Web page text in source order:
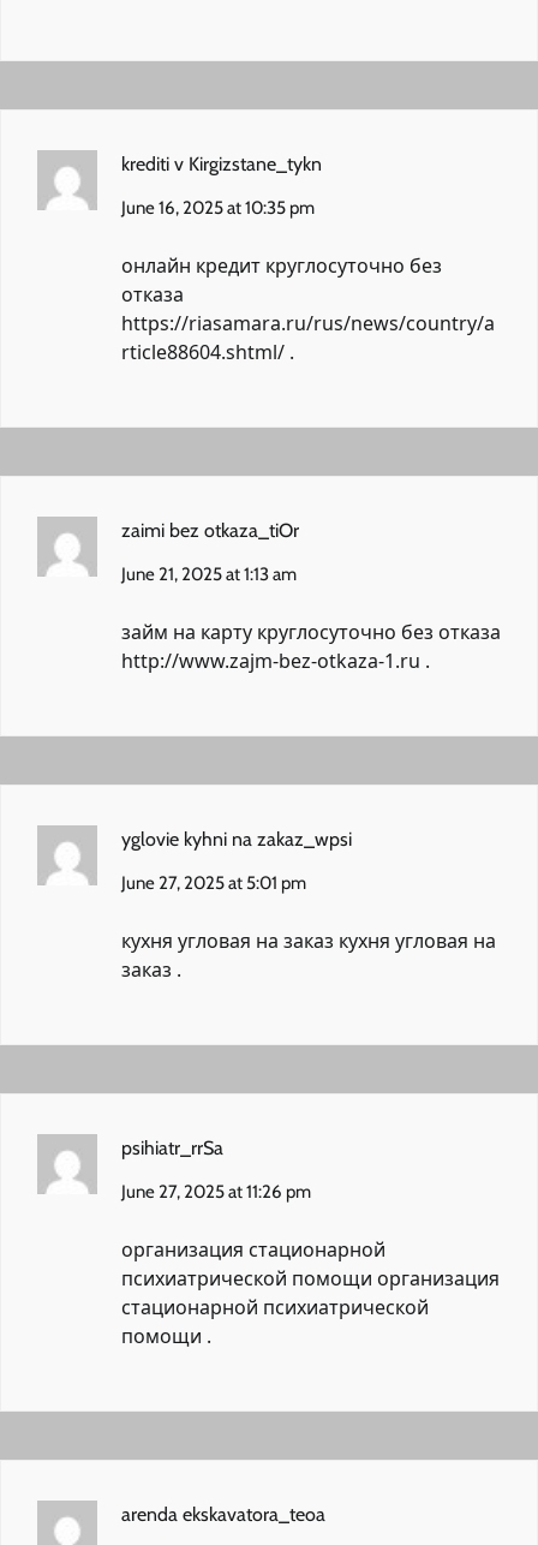
krediti v Kirgizstane_tykn
June 16, 2025 at 10:35 pm
онлайн кредит круглосуточно без
отказа
https://riasamara.ru/rus/news/country/a
rticle88604.shtml/ .
zaimi bez otkaza_tiOr
June 21, 2025 at 1:13 am
займ на карту круглосуточно без отказа
http://www.zajm-bez-otkaza-1.ru .
yglovie kyhni na zakaz_wpsi
June 27, 2025 at 5:01 pm
кухня угловая на заказ кухня угловая на
заказ .
psihiatr_rrSa
June 27, 2025 at 11:26 pm
организация стационарной
психиатрической помощи организация
стационарной психиатрической
помощи .
arenda ekskavatora_teoa